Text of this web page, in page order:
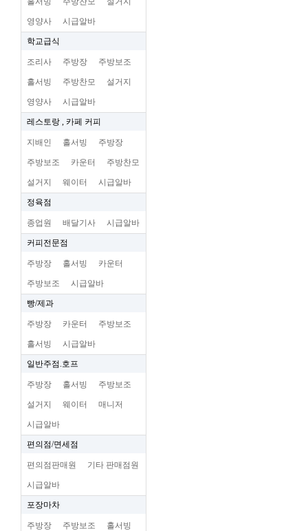
영양사 시급알바
학교급식
조리사 주방장 주방보조
홀서빙 주방찬모 설거지
영양사 시급알바
레스토랑 , 카페 커피
지배인 홀서빙 주방장
주방보조 카운터 주방찬모
설거지 웨이터 시급알바
정육점
종업원 배달기사 시급알바
커피전문점
주방장 홀서빙 카운터
주방보조 시급알바
빵/제과
주방장 카운터 주방보조
홀서빙 시급알바
일반주점.호프
주방장 홀서빙 주방보조
설거지 웨이터 매니저
시급알바
편의점/면세점
편의점판매원 기타 판매점원
시급알바
포장마차
주방장 주방보조 홀서빙